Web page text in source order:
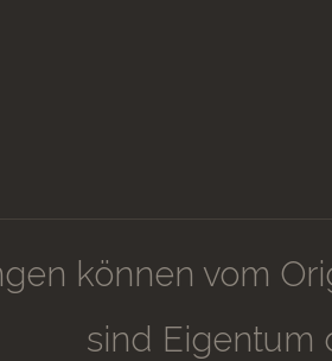
können vom
sind Eigentum